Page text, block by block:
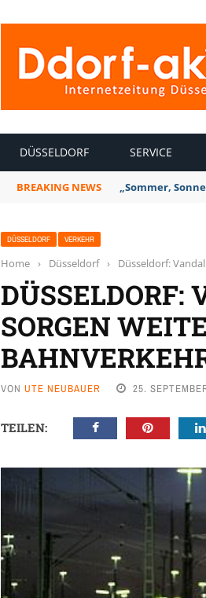
DÜSSELDORF SERVICE
BREAKING NEWS „Sommer,
DÜSSELDORF VERKEHR
Home › Düsseldorf › Düsseldorf:
DÜSSELDORF:
SORGEN
VON UTE NEUBAUER 25.
TEILEN: